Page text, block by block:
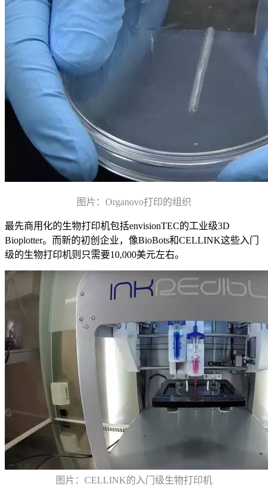
图片：Organovo打印的组织
最先商用化的生物打印机包括envisionTEC的工业级3D
Bioplotter。而新的初创企业，像BioBots和CELLINK这些入门
级的生物打印机则只需要10,000美元左右。
图片：CELLINK的入门级生物打印机